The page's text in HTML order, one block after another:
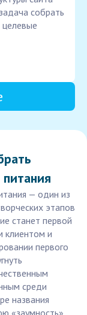
собрать
целевые
— один из
этапов
станет первой
клиентом и
первого
среди
названия